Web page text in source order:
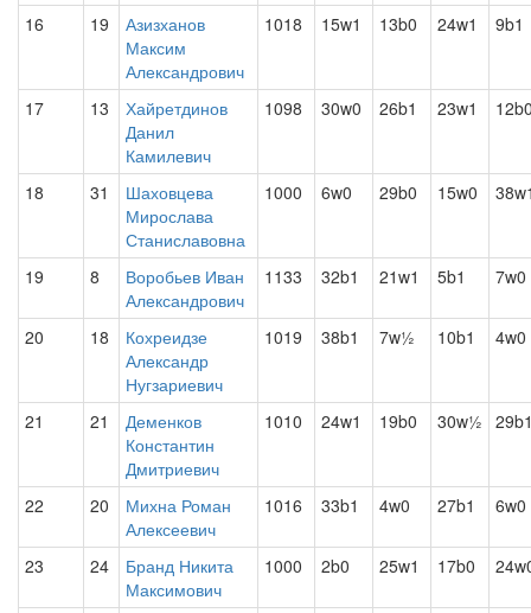
16 19
Азизханов
Максим
Александрович
1018 15w1 13b0 24w1 9b1
17 13
Хайретдинов
Данил
Камилевич
1098 30w0 26b1 23w1
18 31
Шаховцева
Мирослава
Станиславовна
1000 6w0 29b0 15w0
19 8
Воробьев Иван
Александрович
1133 32b1 21w1 5b1 7w0
20 18
Кохреидзе
Александр
Нугзариевич
1019 38b1 7w½ 10b1 4w0
21 21
Деменков
Константин
Дмитриевич
1010 24w1 19b0 30w½
22 20
Михна Роман
Алексеевич
1016 33b1 4w0 27b1 6w0
23 24
Бранд Никита
Максимович
1000 2b0 25w1 17b0